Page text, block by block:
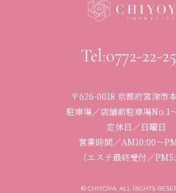
Tel:0772-22-
〒626-0018 京都府宮津市
駐車場／店舗前駐車場No.1
定休日／日曜日
営業時間／AM10:00〜
（エステ最終受付／
© CHIYOYA. ALL RIGHTS